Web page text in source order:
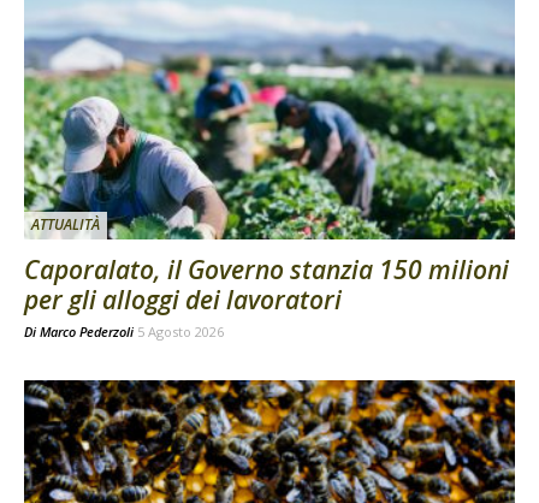
ATTUALITÀ
Caporalato, il Governo stanzia 150 milioni
per gli alloggi dei lavoratori
Di Marco Pederzoli 5 Agosto 2026